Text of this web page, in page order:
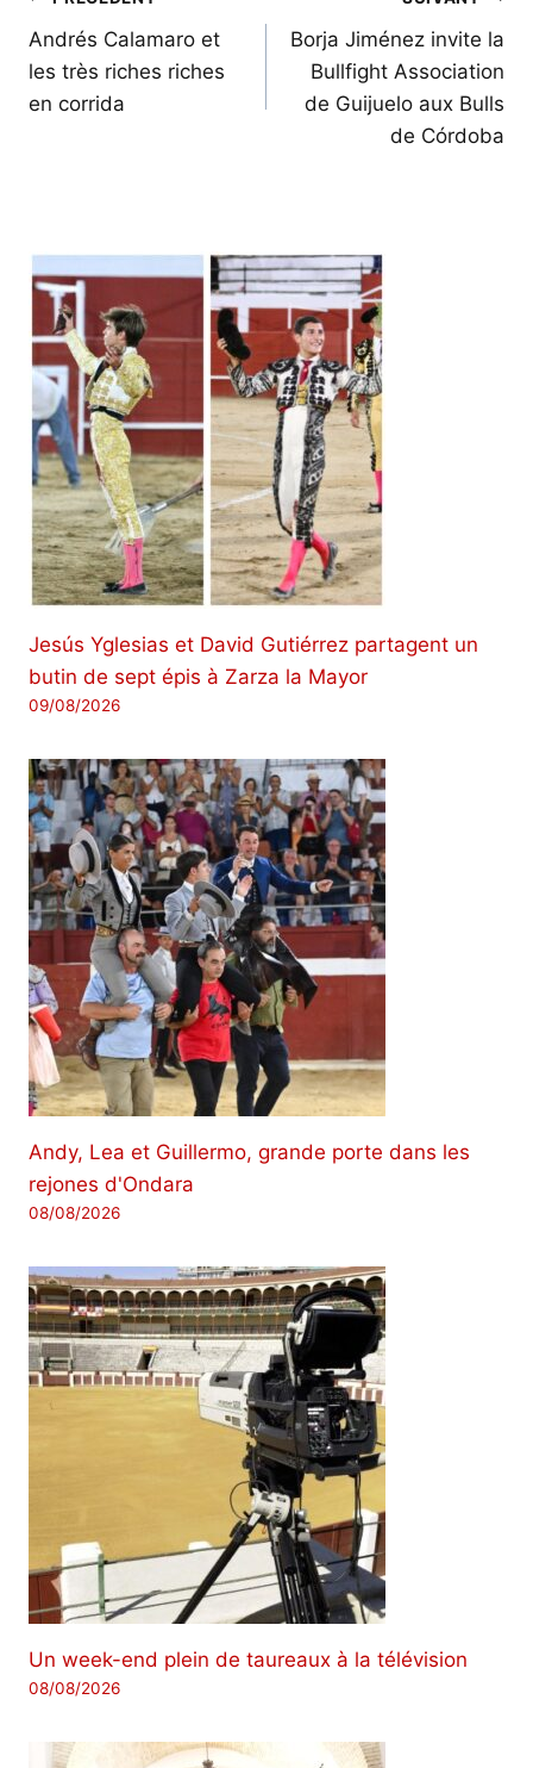
de
l’article
Andrés Calamaro et
les très riches riches
en corrida
Borja Jiménez invite la
Bullfight Association
de Guijuelo aux Bulls
de Córdoba
Jesús Yglesias et David Gutiérrez partagent un
butin de sept épis à Zarza la Mayor
09/08/2026
Andy, Lea et Guillermo, grande porte dans les
rejones d'Ondara
08/08/2026
Un week-end plein de taureaux à la télévision
08/08/2026